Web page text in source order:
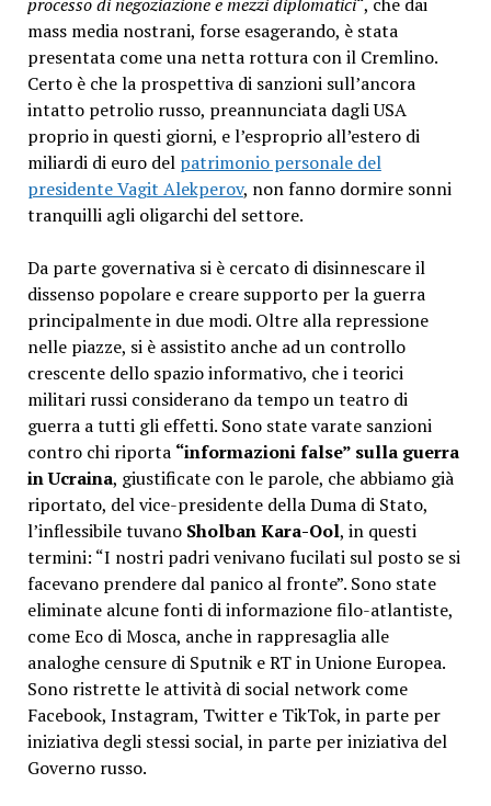
mass media nostrani, forse esagerando, è stata
presentata come una netta rottura con il Cremlino.
Certo è che la prospettiva di sanzioni sull’ancora
intatto petrolio russo, preannunciata dagli USA
proprio in questi giorni, e l’esproprio all’estero di
miliardi di euro del patrimonio personale del
presidente Vagit Alekperov, non fanno dormire sonni
tranquilli agli oligarchi del settore.
Da parte governativa si è cercato di disinnescare il
dissenso popolare e creare supporto per la guerra
principalmente in due modi. Oltre alla repressione
nelle piazze, si è assistito anche ad un controllo
crescente dello spazio informativo, che i teorici
militari russi considerano da tempo un teatro di
guerra a tutti gli effetti. Sono state varate sanzioni
contro chi riporta “informazioni false” sulla guerra
in Ucraina, giustificate con le parole, che abbiamo già
riportato, del vice-presidente della Duma di Stato,
l’inflessibile tuvano Sholban Kara-Ool, in questi
termini: “I nostri padri venivano fucilati sul posto se si
facevano prendere dal panico al fronte”. Sono state
eliminate alcune fonti di informazione filo-atlantiste,
come Eco di Mosca, anche in rappresaglia alle
analoghe censure di Sputnik e RT in Unione Europea.
Sono ristrette le attività di social network come
Facebook, Instagram, Twitter e TikTok, in parte per
iniziativa degli stessi social, in parte per iniziativa del
Governo russo.